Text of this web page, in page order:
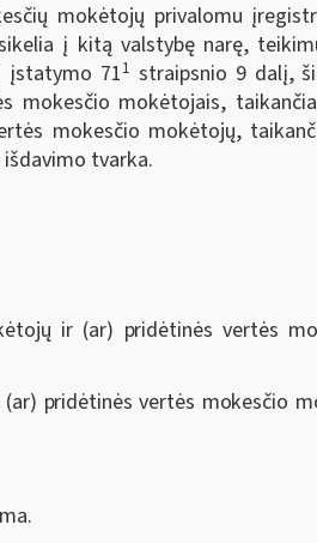
mokėtojų privalomu
į kitą valstybę narę,
įstatymo 711 straipsnio 9 dalį,
mokėtojais,
mokesčio mokėtojų,
tvarka.
ir (ar) pridėtinės vertės
pridėtinės vertės mokesčio